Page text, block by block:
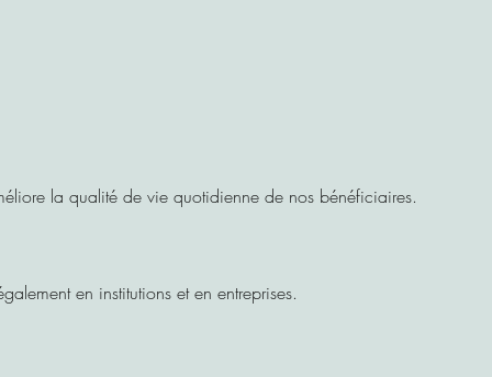
la qualité de vie quotidienne de nos bénéficiaires.
en institutions et en entreprises.